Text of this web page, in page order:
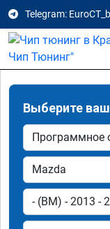
Telegram:
Выберите